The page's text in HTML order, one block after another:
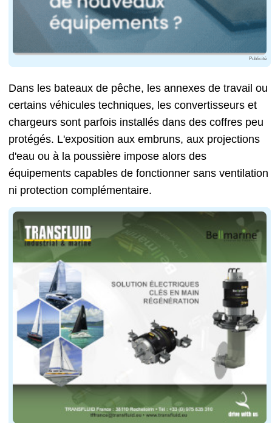
Publicité
Dans les bateaux de pêche, les annexes de travail ou
certains véhicules techniques, les convertisseurs et
chargeurs sont parfois installés dans des coffres peu
protégés. L'exposition aux embruns, aux projections
d'eau ou à la poussière impose alors des
équipements capables de fonctionner sans ventilation
ni protection complémentaire.